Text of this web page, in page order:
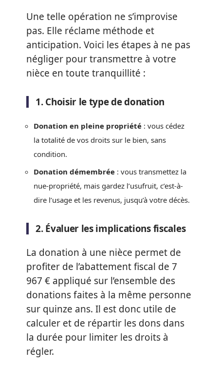
Une telle opération ne s’improvise
pas. Elle réclame méthode et
anticipation. Voici les étapes à ne pas
négliger pour transmettre à votre
nièce en toute tranquillité :
1. Choisir le type de donation
Donation en pleine propriété : vous cédez
la totalité de vos droits sur le bien, sans
condition.
Donation démembrée : vous transmettez la
nue-propriété, mais gardez l’usufruit, c’est-à-
dire l’usage et les revenus, jusqu’à votre décès.
2. Évaluer les implications fiscales
La donation à une nièce permet de
profiter de l’abattement fiscal de 7
967 € appliqué sur l’ensemble des
donations faites à la même personne
sur quinze ans. Il est donc utile de
calculer et de répartir les dons dans
la durée pour limiter les droits à
régler.